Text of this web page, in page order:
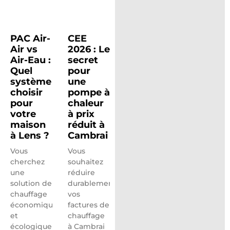
PAC Air-
Air vs
Air-Eau :
Quel
système
choisir
pour
votre
maison
à Lens ?
Vous
cherchez
une
solution de
chauffage
économique
et
écologique
CEE
2026 : Le
secret
pour
une
pompe à
chaleur
à prix
réduit à
Cambrai
Vous
souhaitez
réduire
durablement
vos
factures de
chauffage
à Cambrai